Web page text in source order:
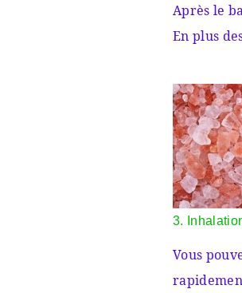
Après le
En plus
3.
Vous